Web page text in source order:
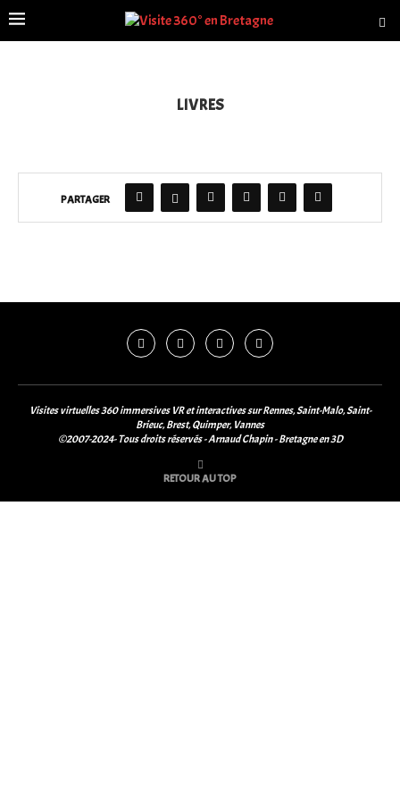
LIVRES
PARTAGER
Visites virtuelles 360 immersives VR et interactives sur Rennes, Saint-Malo, Saint-
Brieuc, Brest, Quimper, Vannes
©2007-2024- Tous droits réservés - Arnaud Chapin - Bretagne en 3D
RETOUR AU TOP